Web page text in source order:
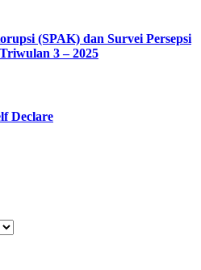
(SPAK) dan Survei Persepsi
3 – 2025
Declare